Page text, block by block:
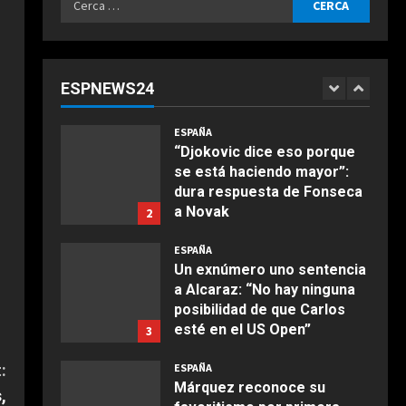
ESPNEWS24
1
apoyan su continuidad como
Agosto 7, 2026
2
ESPAÑA
“Djokovic dice eso porque
se está haciendo mayor”:
dura respuesta de Fonseca
a Novak
3
ESPAÑA
Un exnúmero uno sentencia
a Alcaraz: “No hay ninguna
posibilidad de que Carlos
esté en el US Open”
ESPAÑA
Márquez reconoce su
COCINA
Ensalada de espinacas
deliciosa
Maggio 28, 2026
Boquerones fritos en
freidora de aire
Aprile 24, 2026
Buñuelos de alcachofas
Aprile 5, 2026